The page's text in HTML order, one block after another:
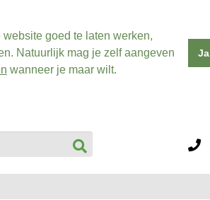
goed te laten werken,
Natuurlijk mag je zelf aangeven
wanneer je maar wilt.